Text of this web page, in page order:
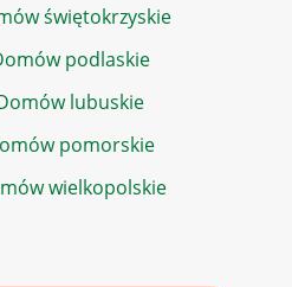
świętokrzyskie
podlaskie
lubuskie
pomorskie
wielkopolskie